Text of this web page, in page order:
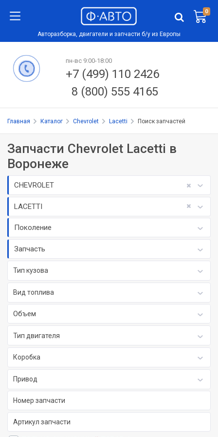
0
Авторазборка, двигатели и запчасти б/у из Европы
пн-вс 9:00-18:00
+7 (499) 110 2426
8 (800) 555 4165
Главная Каталог Chevrolet Lacetti Поиск запчастей
Запчасти Chevrolet Lacetti в
Воронеже
CHEVROLET
LACETTI
Поколение
Запчасть
Тип кузова
Вид топлива
Объем
Тип двигателя
Коробка
Привод